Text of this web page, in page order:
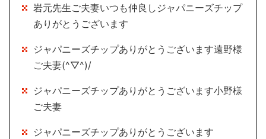
岩元先生ご夫妻いつも仲良しジャパニーズチップ
ありがとうございます
ジャパニーズチップありがとうございます遠野様
ご夫妻(^▽^)/
ジャパニーズチップありがとうございます小野様
ご夫妻
ジャパニーズチップありがとうございます